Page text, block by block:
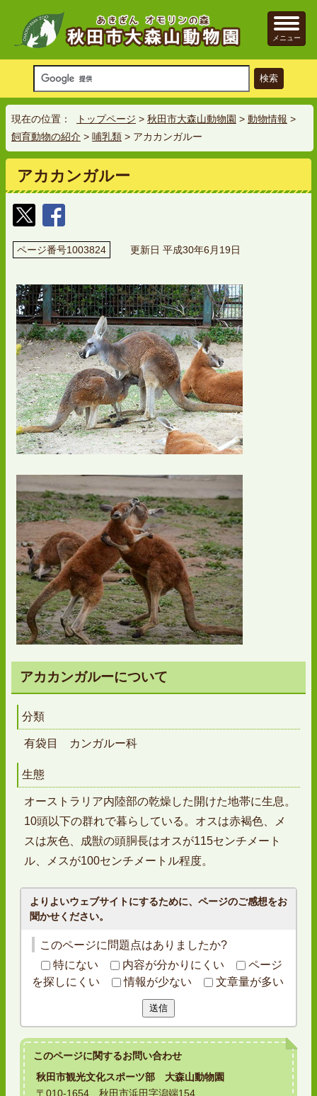
メニュー
現在の位置： トップページ > 秋田市大森山動物園 > 動物情報 >
飼育動物の紹介 > 哺乳類 > アカカンガルー
アカカンガルー
ページ番号1003824 更新日 平成30年6月19日
アカカンガルーについて
分類
有袋目 カンガルー科
生態
オーストラリア内陸部の乾燥した開けた地帯に生息。
10頭以下の群れで暮らしている。オスは赤褐色、メ
スは灰色、成獣の頭胴長はオスが115センチメート
ル、メスが100センチメートル程度。
よりよいウェブサイトにするために、ページのご感想をお
聞かせください。
このページに問題点はありましたか?
特にない
内容が分かりにくい
ページ
を探しにくい
情報が少ない 文章量が多い
送信
このページに関するお問い合わせ
秋田市観光文化スポーツ部 大森山動物園
〒010-1654 秋田市浜田字潟端154